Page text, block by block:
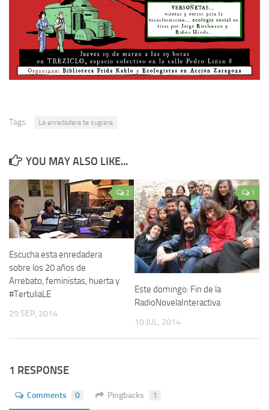
Tags: La enredadera te sugiere
YOU MAY ALSO LIKE...
2
Escucha esta enredadera
sobre los 20 años de
Arrebato, feministas, huerta y
#TertuliaLE
29 SEP, 2014
1
Este domingo: Fin de la
RadioNovelaInteractiva
10 JUL, 2014
1 RESPONSE
Comments 0 Pingbacks 1